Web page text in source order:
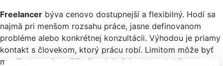
Freelancer býva cenovo dostupnejší a flexibilný. Hodí sa
najmä pri menšom rozsahu práce, jasne definovanom
probléme alebo konkrétnej konzultácii. Výhodou je priamy
kontakt s človekom, ktorý prácu robí. Limitom môže byť
menšia kapacita, užšia špecializácia alebo slabšia